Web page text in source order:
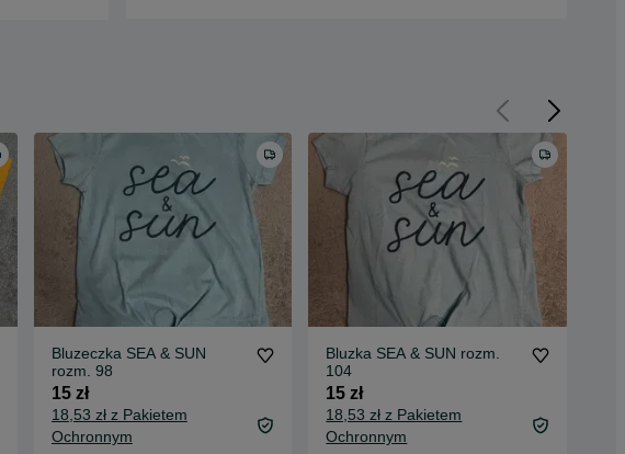
Bluzeczka SEA & SUN
rozm. 98
15 zł
18,53 zł z Pakietem
Ochronnym
Bluzka SEA & SUN rozm.
104
15 zł
18,53 zł z Pakietem
Ochronnym